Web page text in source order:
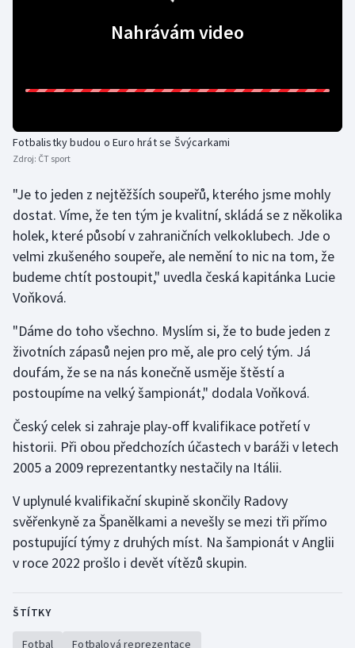
Moderní pětiboj
Parasport
Plavání
Plážový volejbal
Rychlobruslení
Rychlostní kanoistika
Short track
Sportovní střelba
Triatlon
Veslování
Vodní slalom
Volejbal
Nahrávám video
Fotbalistky budou o Euro hrát se Švýcarkami
Zdroj: ČT sport
"Je to jeden z nejtěžších soupeřů, kterého jsme mohly
dostat. Víme, že ten tým je kvalitní, skládá se z několika
holek, které působí v zahraničních velkoklubech. Jde o
velmi zkušeného soupeře, ale nemění to nic na tom, že
budeme chtít postoupit," uvedla česká kapitánka Lucie
Voňková.
"Dáme do toho všechno. Myslím si, že to bude jeden z
životních zápasů nejen pro mě, ale pro celý tým. Já
doufám, že se na nás konečně usměje štěstí a
postoupíme na velký šampionát," dodala Voňková.
Český celek si zahraje play-off kvalifikace potřetí v
historii. Při obou předchozích účastech v baráži v letech
2005 a 2009 reprezentantky nestačily na Itálii.
V uplynulé kvalifikační skupině skončily Radovy
svěřenkyně za Španělkami a nevešly se mezi tři přímo
postupující týmy z druhých míst. Na šampionát v Anglii
v roce 2022 prošlo i devět vítězů skupin.
ŠTÍTKY
Fotbal Fotbalová reprezentace